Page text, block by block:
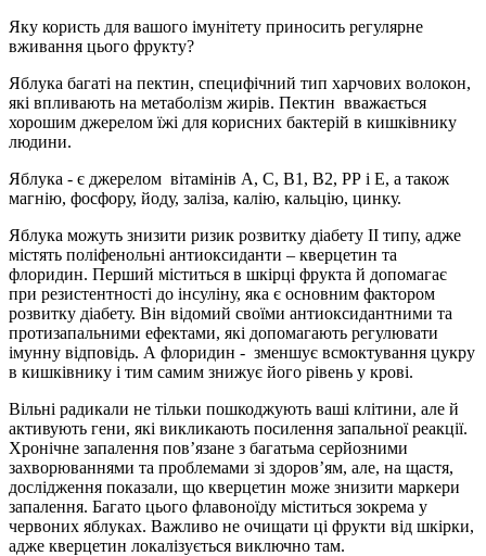
Яку користь для вашого імунітету приносить регулярне
вживання цього фрукту?
Яблука багаті на пектин, специфічний тип харчових волокон,
які впливають на метаболізм жирів. Пектин вважається
хорошим джерелом їжі для корисних бактерій в кишківнику
людини.
Яблука - є джерелом вітамінів A, С, В1, В2, РР і Е, а також
магнію, фосфору, йоду, заліза, калію, кальцію, цинку.
Яблука можуть знизити ризик розвитку діабету II типу, адже
містять поліфенольні антиоксиданти – кверцетин та
флоридин. Перший міститься в шкірці фрукта й допомагає
при резистентності до інсуліну, яка є основним фактором
розвитку діабету. Він відомий своїми антиоксидантними та
протизапальними ефектами, які допомагають регулювати
імунну відповідь. А флоридин - зменшує всмоктування цукру
в кишківнику і тим самим знижує його рівень у крові.
Вільні радикали не тільки пошкоджують ваші клітини, але й
активують гени, які викликають посилення запальної реакції.
Хронічне запалення пов’язане з багатьма серйозними
захворюваннями та проблемами зі здоров’ям, але, на щастя,
дослідження показали, що кверцетин може знизити маркери
запалення. Багато цього флавоноїду міститься зокрема у
червоних яблуках. Важливо не очищати ці фрукти від шкірки,
адже кверцетин локалізується виключно там.